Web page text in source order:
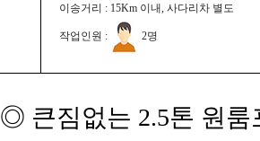
이송거리 : 15Km 이내, 사다리차 별도
작업인원 : 2명
◎ 큰짐없는 2.5톤 원룸